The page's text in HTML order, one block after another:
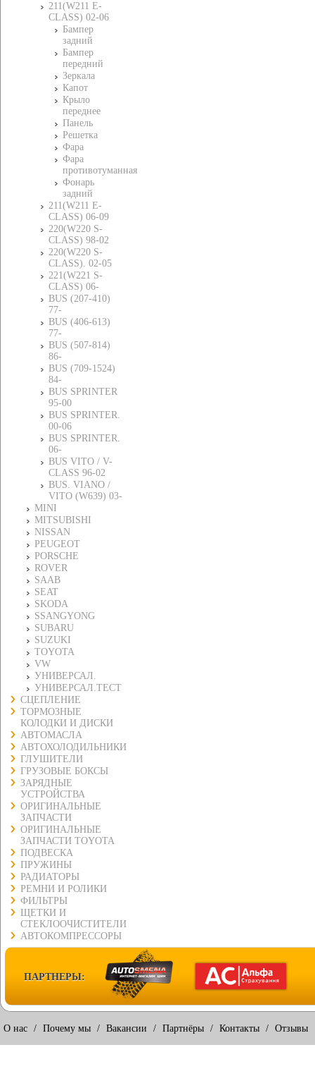
211(W211 E-
CLASS) 02-06
Бампер
задний
Бампер
передний
Зеркала
Капот
Крыло
переднее
Панель
Решетка
Фара
Фара
противотуманная
Фонарь
задний
211(W211 E-
CLASS) 06-09
220(W220 S-
CLASS) 98-02
220(W220 S-
CLASS). 02-05
221(W221 S-
CLASS) 06-
BUS (207-410)
77-
BUS (406-613)
77-
BUS (507-814)
86-
BUS (709-1524)
84-
BUS SPRINTER
95-00
BUS SPRINTER.
00-06
BUS SPRINTER.
06-
BUS VITO / V-
CLASS 96-02
BUS. VIANO /
VITO (W639) 03-
MINI
MITSUBISHI
NISSAN
PEUGEOT
PORSCHE
ROVER
SAAB
SEAT
SKODA
SSANGYONG
SUBARU
SUZUKI
TOYOTA
VW
УНИВЕРСАЛ.
УНИВЕРСАЛ.ТЕСТ
СЦЕПЛЕНИЕ
ТОРМОЗНЫЕ
КОЛОДКИ И ДИСКИ
АВТОМАСЛА
АВТОХОЛОДИЛЬНИКИ
ГЛУШИТЕЛИ
ГРУЗОВЫЕ БОКСЫ
ЗАРЯДНЫЕ
УСТРОЙСТВА
ОРИГИНАЛЬНЫЕ
ЗАПЧАСТИ
ОРИГИНАЛЬНЫЕ
ЗАПЧАСТИ TOYOTA
ПОДВЕСКА
ПРУЖИНЫ
РАДИАТОРЫ
РЕМНИ И РОЛИКИ
ФИЛЬТРЫ
ЩЕТКИ И
СТЕКЛООЧИСТИТЕЛИ
АВТОКОМПРЕССОРЫ
ПАРТНЕРЫ:
О нас / Почему мы / Вакансии / Партнёры / Контакты / Отзывы